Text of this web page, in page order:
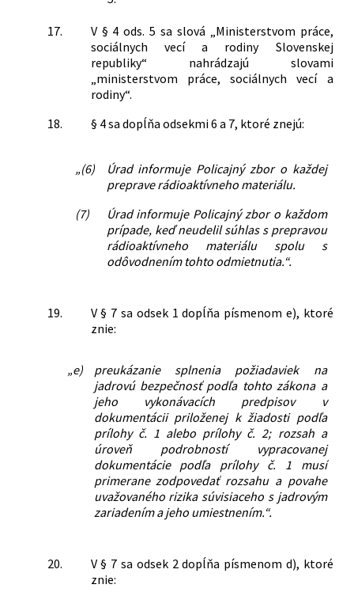
17.
V § 4 ods. 5 sa slová „Ministerstvom práce,
sociálnych vecí a rodiny Slovenskej
republiky“ nahrádzajú slovami
„ministerstvom práce, sociálnych vecí a
rodiny“.
18.
§ 4 sa dopĺňa odsekmi 6 a 7, ktoré znejú:
„(6)
Úrad informuje Policajný zbor o každej
preprave rádioaktívneho materiálu.
(7)
Úrad informuje Policajný zbor o každom
prípade, keď neudelil súhlas s prepravou
rádioaktívneho materiálu spolu s
odôvodnením tohto odmietnutia.“.
19.
V § 7 sa odsek 1 dopĺňa písmenom e), ktoré
znie:
„e)
preukázanie splnenia požiadaviek na
jadrovú bezpečnosť podľa tohto zákona a
jeho vykonávacích predpisov v
dokumentácii priloženej k žiadosti podľa
prílohy č. 1 alebo prílohy č. 2; rozsah a
úroveň podrobností vypracovanej
dokumentácie podľa prílohy č. 1 musí
primerane zodpovedať rozsahu a povahe
uvažovaného rizika súvisiaceho s jadrovým
zariadením a jeho umiestnením.“.
20.
V § 7 sa odsek 2 dopĺňa písmenom d), ktoré
znie: